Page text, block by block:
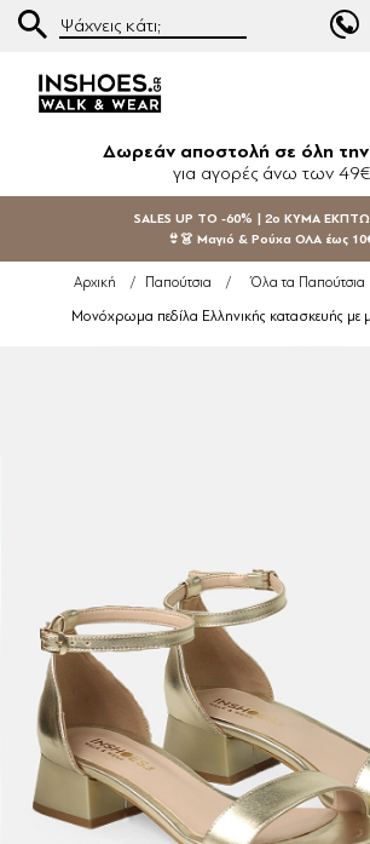
Δωρεάν αποστολή σε όλη
για αγορές άνω των 49€
SALES UP TO -60% | 2ο ΚΥΜΑ
👙👗 Μαγιό & Ρούχα ΟΛΑ έως
Αρχική / Παπούτσια / Όλα τα Παπούτσια
Μονόχρωμα πεδίλα Ελληνικής κατασκευής με